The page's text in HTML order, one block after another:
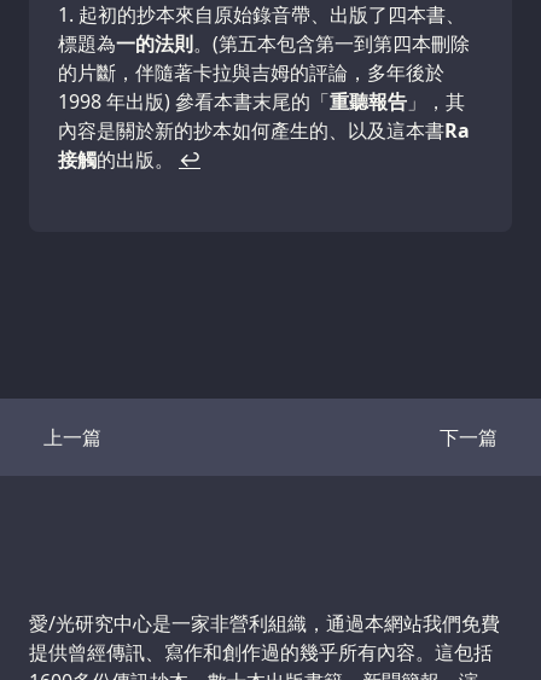
起初的抄本來自原始錄音帶、出版了四本書、
標題為一的法則。(第五本包含第一到第四本刪除
的片斷，伴隨著卡拉與吉姆的評論，多年後於
1998 年出版) 參看本書末尾的「重聽報告 」，其
內容是關於新的抄本如何產生的、以及這本書Ra
接觸的出版。 ↩
上一篇
Transcript 下一篇
Transcript
Support us:
愛/光研究中心是一家非營利組織，通過本網站我們免費
提供曾經傳訊、寫作和創作過的幾乎所有內容。這包括